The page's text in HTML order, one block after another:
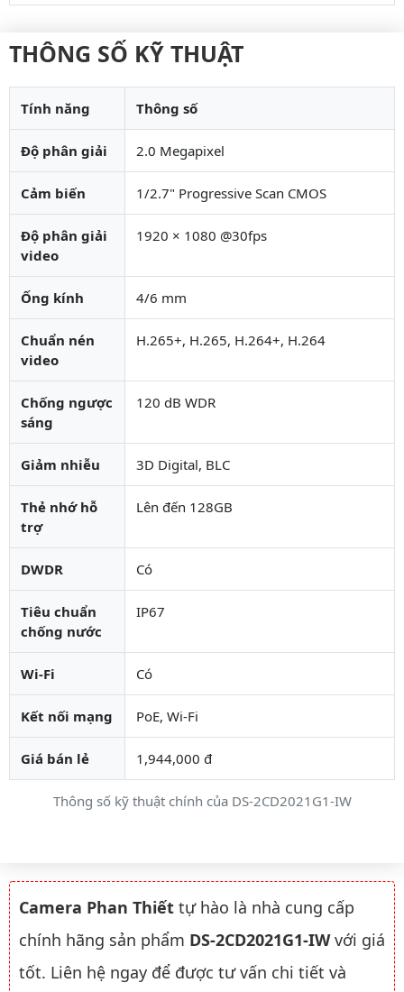
THÔNG SỐ KỸ THUẬT
Thông số kỹ thuật chính của DS-2CD2021G1-IW
Tính năng Thông số
Độ phân giải 2.0 Megapixel
Cảm biến 1/2.7" Progressive Scan CMOS
Độ phân giải
video
1920 × 1080 @30fps
Ống kính 4/6 mm
Chuẩn nén
video
H.265+, H.265, H.264+, H.264
Chống ngược
sáng
120 dB WDR
Giảm nhiễu 3D Digital, BLC
Thẻ nhớ hỗ
trợ
Lên đến 128GB
DWDR Có
Tiêu chuẩn
chống nước
IP67
Wi-Fi Có
Kết nối mạng PoE, Wi-Fi
Giá bán lẻ 1,944,000 đ
Camera Phan Thiết tự hào là nhà cung cấp
chính hãng sản phẩm DS-2CD2021G1-IWvới giá
tốt. Liên hệ ngay để được tư vấn chi tiết và